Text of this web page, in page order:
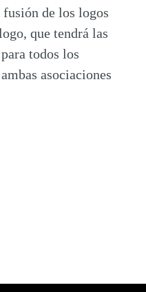
fusión de los logos
que tendrá las
todos los
asociaciones